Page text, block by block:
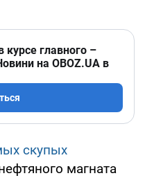
главного –
на OBOZ.UA в
скупых
магната